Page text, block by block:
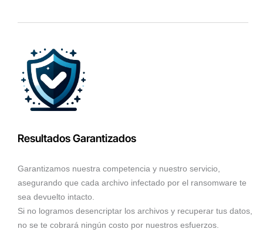
Resultados Garantizados
Garantizamos nuestra competencia y nuestro servicio,
asegurando que cada archivo infectado por el ransomware te
sea devuelto intacto.
Si no logramos desencriptar los archivos y recuperar tus datos,
no se te cobrará ningún costo por nuestros esfuerzos.